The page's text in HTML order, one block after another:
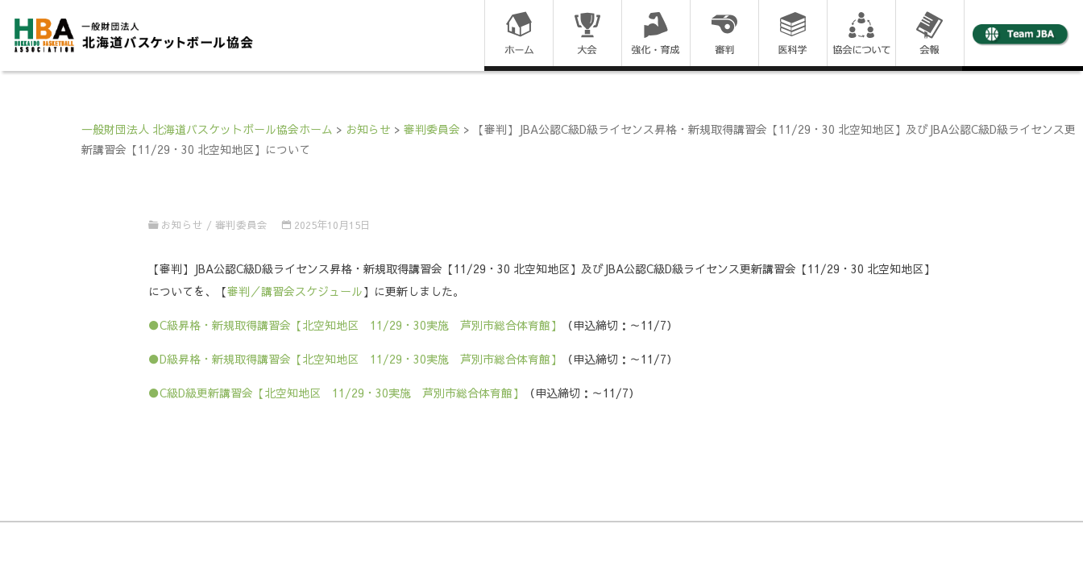
コ
ン
プ
す
る
一般財団法人 北海道バスケットボール協会ホーム > お知らせ > 審判委員会 >
【審判】JBA公認C級D級ライセンス昇格・新規取得講習会【11/29・30 北空知地区】及びJBA公認C級D級ライセンス更
新講習会【11/29・30 北空知地区】について
お知らせ / 審判委員会 2025年10月15日
【審判】JBA公認C級D級ライセンス昇格・新規取得講習会【11/29・30 北空知地区】及びJBA公認C級D級ライセンス更新講習会【11/29・30 北空知地区】
についてを、【審判／講習会スケジュール】に更新しました。
●C級昇格・新規取得講習会【北空知地区 11/29・30実施 芦別市総合体育館】 （申込締切：～11/7）
●D級昇格・新規取得講習会【北空知地区 11/29・30実施 芦別市総合体育館】 （申込締切：～11/7）
●C級D級更新講習会【北空知地区 11/29・30実施 芦別市総合体育館】 （申込締切：～11/7）